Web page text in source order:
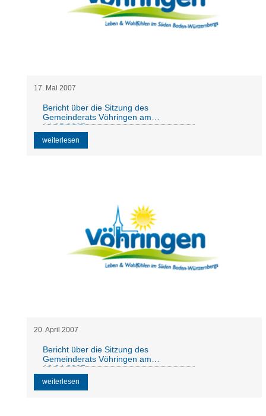
17. Mai 2007
Bericht über die Sitzung des
Gemeinderats Vöhringen am
14.05.2007
weiterlesen
20.April 2007
Bericht über die Sitzung des
Gemeinderats Vöhringen am
16.04.2007
weiterlesen